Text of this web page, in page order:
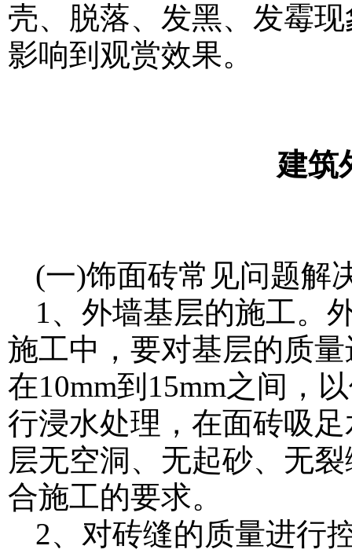
壳、脱落、发黑、发霉
影响到观赏效果。
建筑
(一)饰面砖常见问题解
1、外墙基层的施工。
施工中，要对基层的质
在10mm到15mm之间，
行浸水处理，在面砖吸
层无空洞、无起砂、无
合施工的要求。
2、对砖缝的质量进行